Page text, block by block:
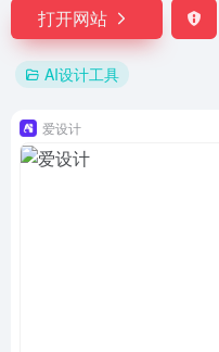
打开网站
AI设计工具
爱设计